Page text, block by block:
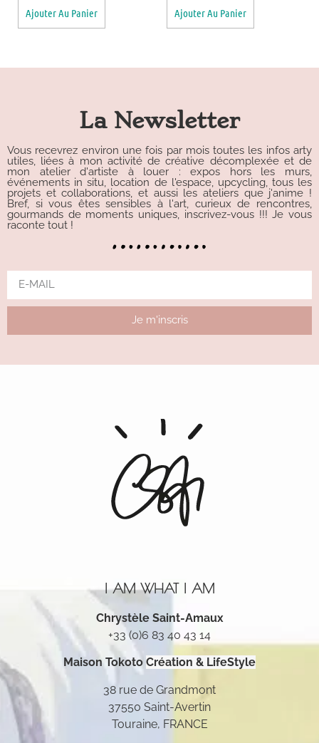
Ajouter Au Panier Ajouter Au Panier
La Newsletter
Vous recevrez environ une fois par mois toutes les infos arty
utiles, liées à mon activité de créative décomplexée et de
mon atelier d'artiste à louer : expos hors les murs,
événements in situ, location de l'espace, upcycling, tous les
projets et collaborations, et aussi les ateliers que j'anime !
Bref, si vous êtes sensibles à l'art, curieux de rencontres,
gourmands de moments uniques, inscrivez-vous !!! Je vous
raconte tout !
Je m'inscris
I AM WHAT I AM
Chrystèle Saint-Amaux
+33 (0)6 83 40 43 14
Maison Tokoto Création & LifeStyle
38 rue de Grandmont
37550 Saint-Avertin
Touraine, FRANCE